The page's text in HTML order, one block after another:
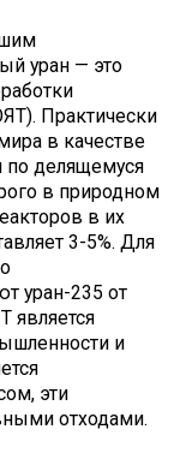
уран — это
Практически
в качестве
по делящемуся
в природном
в их
3-5%. Для
уран-235 от
является
и
эти
отходами.